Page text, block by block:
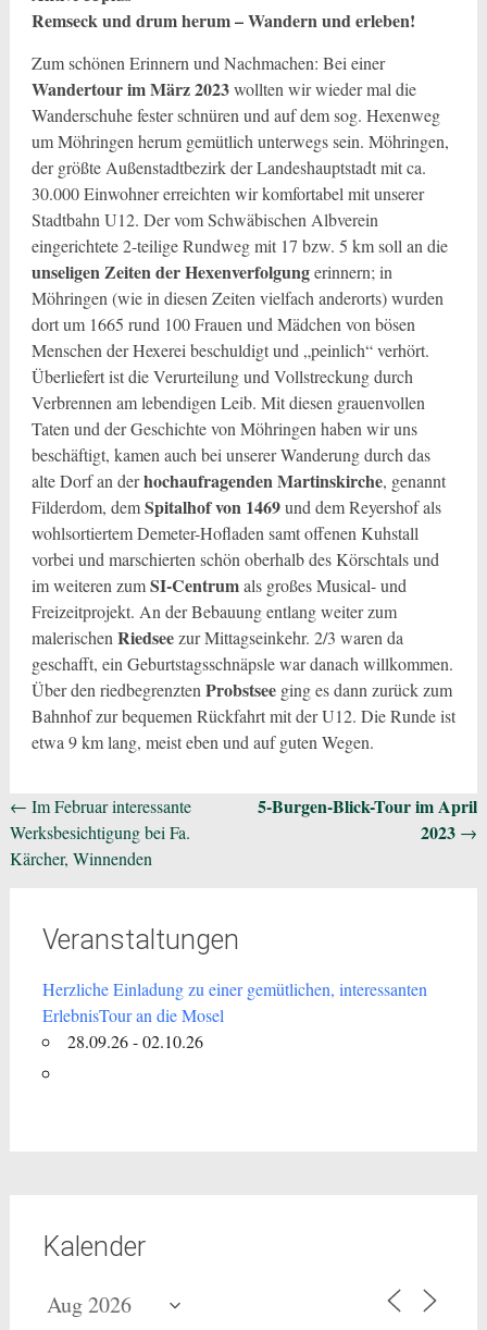
Remseck und drum herum – Wandern und erleben!
Zum schönen Erinnern und Nachmachen: Bei einer
Wandertour im März 2023wollten wir wieder mal die
Wanderschuhe fester schnüren und auf dem sog. Hexenweg
um Möhringen herum gemütlich unterwegs sein. Möhringen,
der größte Außenstadtbezirk der Landeshauptstadt mit ca.
30.000 Einwohner erreichten wir komfortabel mit unserer
Stadtbahn U12. Der vom Schwäbischen Albverein
eingerichtete 2-teilige Rundweg mit 17 bzw. 5 km soll an die
unseligen Zeiten der Hexenverfolgungerinnern; in
Möhringen (wie in diesen Zeiten vielfach anderorts) wurden
dort um 1665 rund 100 Frauen und Mädchen von bösen
Menschen der Hexerei beschuldigt und „peinlich“ verhört.
Überliefert ist die Verurteilung und Vollstreckung durch
Verbrennen am lebendigen Leib. Mit diesen grauenvollen
Taten und der Geschichte von Möhringen haben wir uns
beschäftigt, kamen auch bei unserer Wanderung durch das
alte Dorf an derhochaufragenden Martinskirche, genannt
Filderdom, demSpitalhof von 1469und dem Reyershof als
wohlsortiertem Demeter-Hofladen samt offenen Kuhstall
vorbei und marschierten schön oberhalb des Körschtals und
im weiteren zumSI-Centrumals großes Musical- und
Freizeitprojekt. An der Bebauung entlang weiter zum
malerischen Riedseezur Mittagseinkehr. 2/3 waren da
geschafft, ein Geburtstagsschnäpsle war danach willkommen.
Über den riedbegrenzten Probstseeging es dann zurück zum
Bahnhof zur bequemen Rückfahrt mit der U12. Die Runde ist
etwa 9 km lang, meist eben und auf guten Wegen.
Beitragsnavigation
← Im Februar interessante
Werksbesichtigung bei Fa.
Kärcher, Winnenden
5-Burgen-Blick-Tour im April
2023 →
Veranstaltungen
Herzliche Einladung zu einer gemütlichen, interessanten
ErlebnisTour an die Mosel
28.09.26 - 02.10.26
Kalender